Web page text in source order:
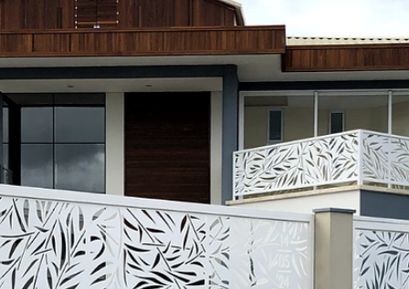
HS PRECISÃO - CASACOR
Casa Cor 2020